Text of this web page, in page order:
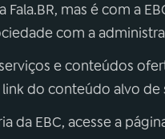
mas é com a
com a
e conteúdos
do conteúdo alvo de
da EBC, acesse a